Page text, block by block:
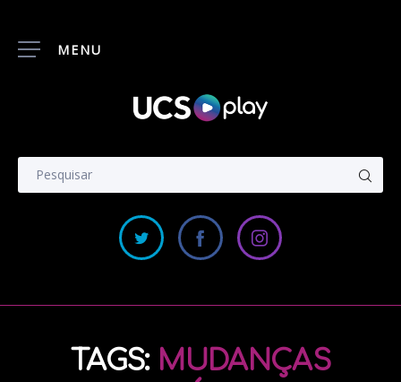
MENU
TAGS: MUDANÇAS